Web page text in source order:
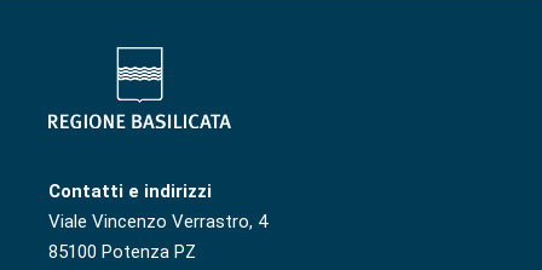
Contatti e indirizzi
Viale Vincenzo Verrastro, 4
85100 Potenza PZ